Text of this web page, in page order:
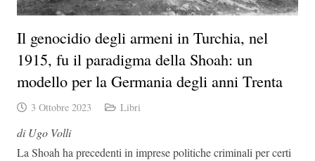
Il genocidio degli armeni in Turchia, nel
1915, fu il paradigma della Shoah: un
modello per la Germania degli anni Trenta
3 Ottobre 2023 Libri
di Ugo Volli
La Shoah ha precedenti in imprese politiche criminali per certi